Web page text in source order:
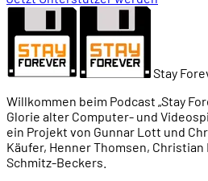
Stay
Willkommen beim Podcast „Stay
Glorie alter Computer- und
ein Projekt von Gunnar Lott und
Käufer, Henner Thomsen,
Schmitz-Beckers.